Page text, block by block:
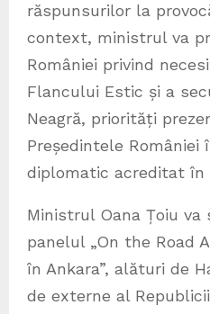
răspunsurilor la
context, ministrul va
României privind
Flancului Estic și a
Neagră, priorități
Președintele
diplomatic acreditat în
Ministrul Oana Țoiu
panelul „On the Road
în Ankara”, alături de
de externe al